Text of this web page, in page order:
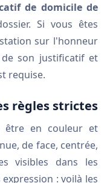
de domicile de
Si vous êtes
sur l'honneur
de son justificatif et
requise.
règles strictes
être en couleur et
de face, centrée,
visibles dans les
: voilà les